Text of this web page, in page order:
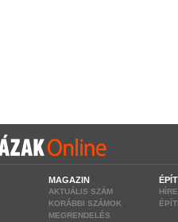
MAGAZIN
AKTUÁLIS SZÁM
KORÁBBI SZÁMOK
MEGRENDELÉS